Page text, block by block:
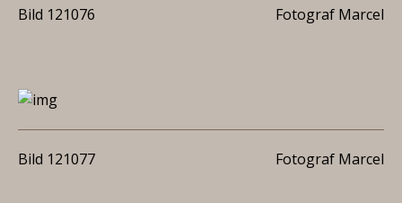
Bild 121076 Fotograf Marcel
Bild 121077 Fotograf Marcel